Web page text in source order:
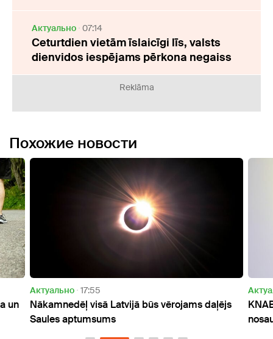
Актуально 07:14
Ceturtdien vietām īslaicīgi līs, valsts
dienvidos iespējams pērkona negaiss
Reklāma
Похожие новости
būs vērojams daļējs
KNAB esošo korupcijas